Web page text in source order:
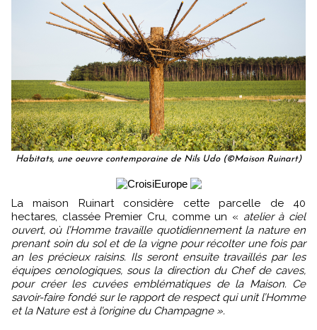
Habitats, une oeuvre contemporaine de Nils Udo (©Maison Ruinart)
La maison Ruinart considère cette parcelle de 40
hectares, classée Premier Cru, comme un « atelier à ciel
ouvert, où l’Homme travaille quotidiennement la nature en
prenant soin du sol et de la vigne pour récolter une fois par
an les précieux raisins. Ils seront ensuite travaillés par les
équipes œnologiques, sous la direction du Chef de caves,
pour créer les cuvées emblématiques de la Maison. Ce
savoir-faire fondé sur le rapport de respect qui unit l’Homme
et la Nature est à l’origine du Champagne ».